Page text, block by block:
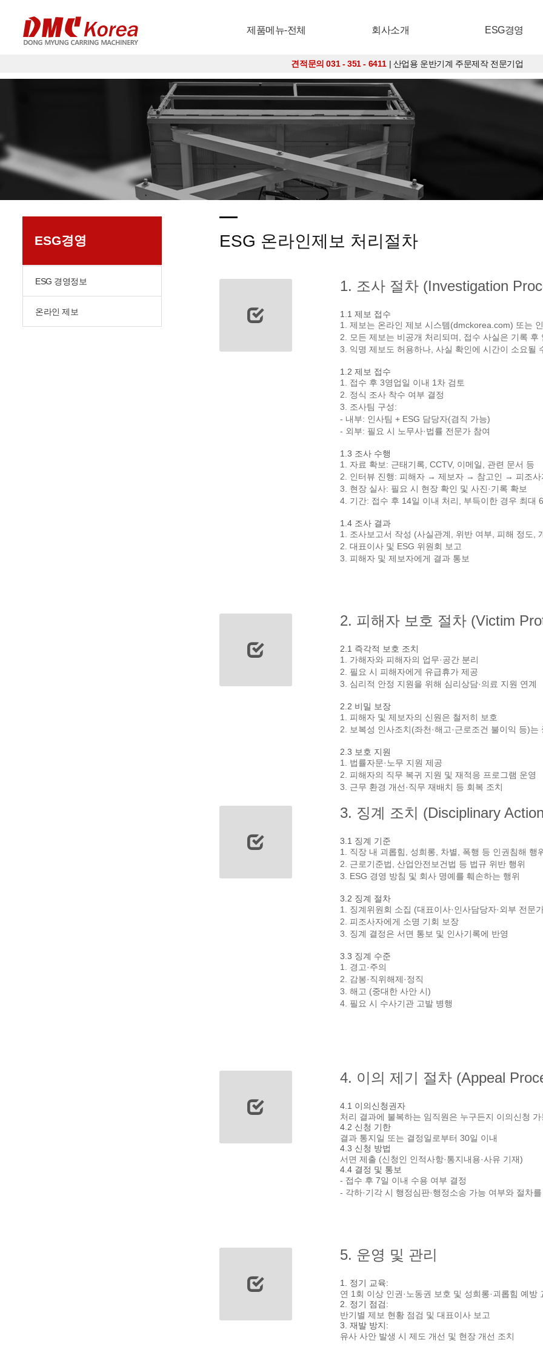
제품메뉴-전체 회사소개 ESG경영
견적문의 031 - 351 - 6411 | 산업용 운반기계 주문제작 전문기업
ESG경영
ESG 경영정보
온라인 제보
ESG 온라인제보 처리절차
1. 조사 절차 (Investigation
1.1 제보 접수
1. 제보는 온라인 제보 시스템(dmckorea.com) 또는
2. 모든 제보는 비공개 처리되며, 접수 사실은 기록 후
3. 익명 제보도 허용하나, 사실 확인에 시간이 소요될
1.2 제보 접수
1. 접수 후 3영업일 이내 1차 검토
2. 정식 조사 착수 여부 결정
3. 조사팀 구성:
- 내부: 인사팀 + ESG 담당자(겸직 가능)
- 외부: 필요 시 노무사·법률 전문가 참여
1.3 조사 수행
1. 자료 확보: 근태기록, CCTV, 이메일, 관련 문서 등
2. 인터뷰 진행: 피해자 → 제보자 → 참고인 → 피조사
3. 현장 실사: 필요 시 현장 확인 및 사진·기록 확보
4. 기간: 접수 후 14일 이내 처리, 부득이한 경우 최대
1.4 조사 결과
1. 조사보고서 작성 (사실관계, 위반 여부, 피해 정도,
2. 대표이사 및 ESG 위원회 보고
3. 피해자 및 제보자에게 결과 통보
2. 피해자 보호 절차 (Victim
2.1 즉각적 보호 조치
1. 가해자와 피해자의 업무·공간 분리
2. 필요 시 피해자에게 유급휴가 제공
3. 심리적 안정 지원을 위해 심리상담·의료 지원 연계
2.2 비밀 보장
1. 피해자 및 제보자의 신원은 철저히 보호
2. 보복성 인사조치(좌천·해고·근로조건 불이익 등)는
2.3 보호 지원
1. 법률자문·노무 지원 제공
2. 피해자의 직무 복귀 지원 및 재적응 프로그램 운영
3. 근무 환경 개선·직무 재배치 등 회복 조치
3. 징계 조치 (Disciplinary
3.1 징계 기준
1. 직장 내 괴롭힘, 성희롱, 차별, 폭행 등 인권침해 행
2. 근로기준법, 산업안전보건법 등 법규 위반 행위
3. ESG 경영 방침 및 회사 명예를 훼손하는 행위
3.2 징계 절차
1. 징계위원회 소집 (대표이사·인사담당자·외부 전문
2. 피조사자에게 소명 기회 보장
3. 징계 결정은 서면 통보 및 인사기록에 반영
3.3 징계 수준
1. 경고·주의
2. 감봉·직위해제·정직
3. 해고 (중대한 사안 시)
4. 필요 시 수사기관 고발 병행
4. 이의 제기 절차 (Appeal
4.1 이의신청권자
처리 결과에 불복하는 임직원은 누구든지 이의신청 가
4.2 신청 기한
결과 통지일 또는 결정일로부터 30일 이내
4.3 신청 방법
서면 제출 (신청인 인적사항·통지내용·사유 기재)
4.4 결정 및 통보
- 접수 후 7일 이내 수용 여부 결정
- 각하·기각 시 행정심판·행정소송 가능 여부와 절차
5. 운영 및 관리
1. 정기 교육:
연 1회 이상 인권·노동권 보호 및 성희롱·괴롭힘 예방
2. 정기 점검:
반기별 제보 현황 점검 및 대표이사 보고
3. 재발 방지:
유사 사안 발생 시 제도 개선 및 현장 개선 조치